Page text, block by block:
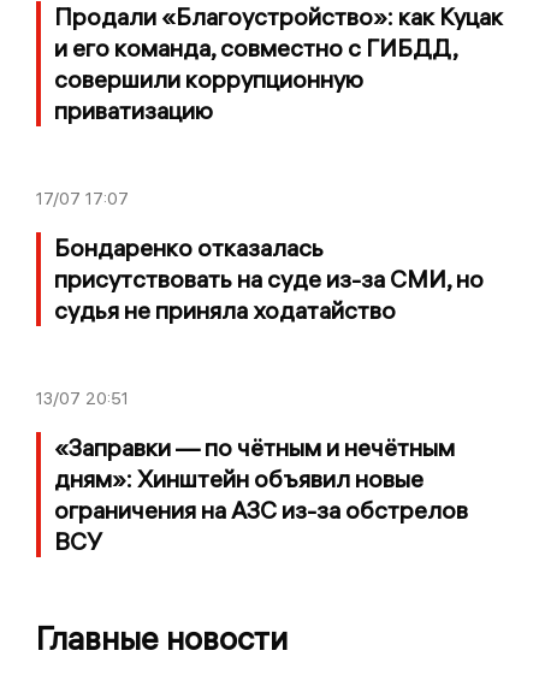
Продали «Благоустройство»: как Куцак
и его команда, совместно с ГИБДД,
совершили коррупционную
приватизацию
17/07 17:07
Бондаренко отказалась
присутствовать на суде из-за СМИ, но
судья не приняла ходатайство
13/07 20:51
«Заправки — по чётным и нечётным
дням»: Хинштейн объявил новые
ограничения на АЗС из-за обстрелов
ВСУ
Главные новости